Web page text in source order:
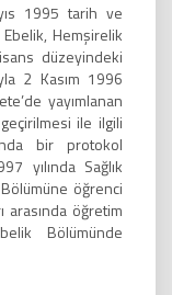
1995 tarih ve
Hemşirelik
düzeyindeki
2 Kasım 1996
yayımlanan
ile ilgili
bir protokol
yılında Sağlık
öğrenci
arasında öğretim
Bölümünde